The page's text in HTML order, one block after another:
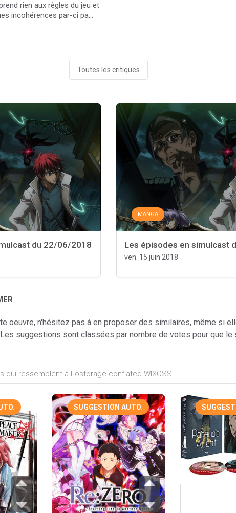
rien aux règles du jeu et
incohérences par-ci pa...
Toutes les critiques
du 22/06/2018
MANGA
Les épisodes en simulcast
ven. 15 juin 2018
oeuvre, n'hésitez pas à en proposer des similaires, même si
suggestions sont classées par nombre de votes pour que
SUGGESTION AUTO.